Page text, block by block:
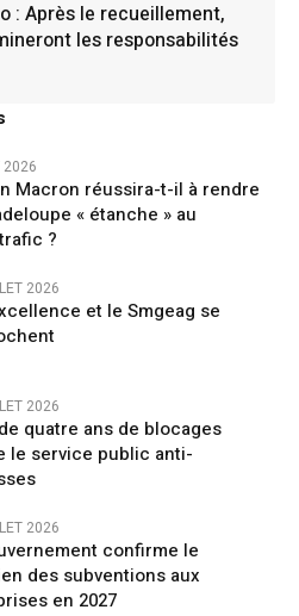
: Après le recueillement,
les responsabilités
2026
Macron réussira-t-il à rendre
« étanche » au
?
2026
et le Smgeag se
2026
quatre ans de blocages
le service public anti-
2026
confirme le
des subventions aux
en 2027